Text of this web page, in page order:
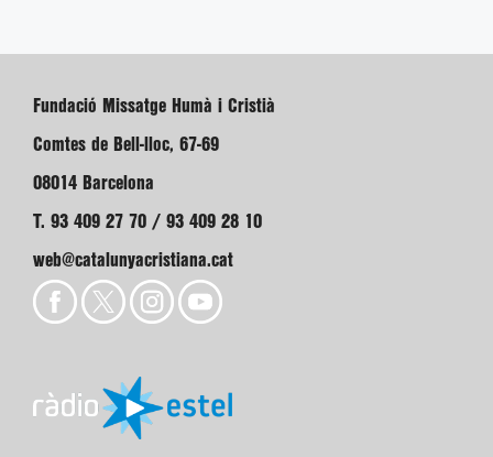
Fundació Missatge Humà i Cristià
Comtes de Bell-lloc, 67-69
08014 Barcelona
T. 93 409 27 70 / 93 409 28 10
web@catalunyacristiana.cat